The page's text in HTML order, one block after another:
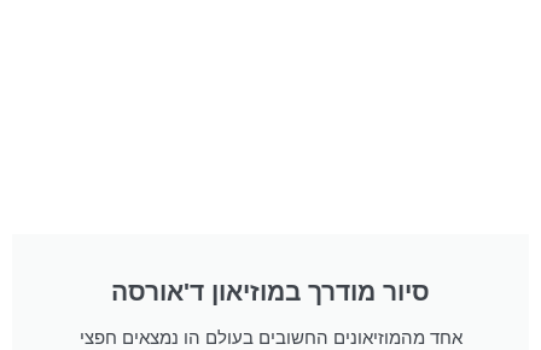
סיור מודרך במוזיאון ד'אורסה
אחד מהמוזיאונים החשובים בעולם הו נמצאים חפצי